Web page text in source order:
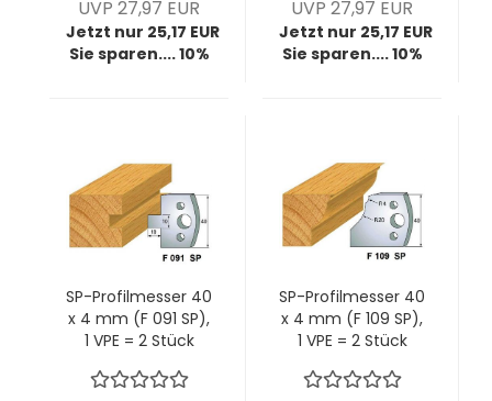
UVP 27,97 EUR
Jetzt nur 25,17 EUR
Sie sparen.... 10%
UVP 27,97 EUR
Jetzt nur 25,17 EUR
Sie sparen.... 10%
SP-Profilmesser 40
x 4 mm (F 091 SP),
1 VPE = 2 Stück
SP-Profilmesser 40
x 4 mm (F 109 SP),
1 VPE = 2 Stück